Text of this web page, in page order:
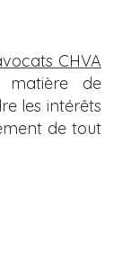
CHVA
matière de
les intérêts
de tout